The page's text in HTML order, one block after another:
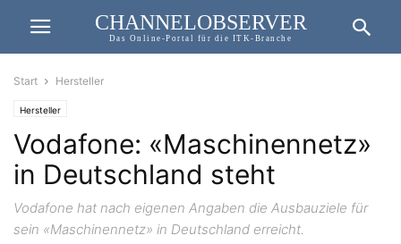
CHANNELOBSERVER
Das Online-Portal für die ITK-Branche
Start Hersteller
Hersteller
Vodafone: «Maschinennetz»
in Deutschland steht
Vodafone hat nach eigenen Angaben die Ausbauziele für
sein «Maschinennetz» in Deutschland erreicht.